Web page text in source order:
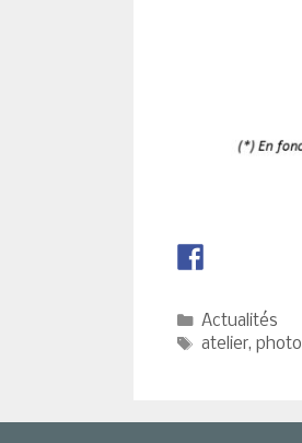
Catégories
Actualités
Étiquettes
atelier, photo